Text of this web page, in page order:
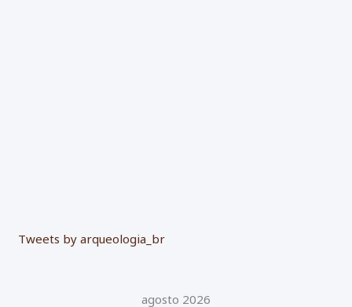
Tweets by arqueologia_br
agosto 2026